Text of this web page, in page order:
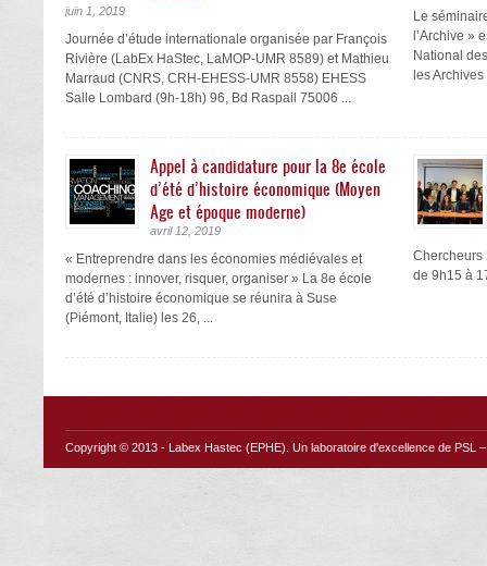
juin 1, 2019
Journée d’étude internationale organisée par François
Rivière (LabEx HaStec, LaMOP-UMR 8589) et Mathieu
Marraud (CNRS, CRH-EHESS-UMR 8558) EHESS
Salle Lombard (9h-18h) 96, Bd Raspail 75006 ...
Le
l’Archive »
National
les Archives
Appel à candidature pour la 8e école
d’été d’histoire économique (Moyen
Age et époque moderne)
avril 12, 2019
« Entreprendre dans les économies médiévales et
modernes : innover, risquer, organiser » La 8e école
d’été d’histoire économique se réunira à Suse
(Piémont, Italie) les 26, ...
Chercheurs
de 9h15 à
Copyright © 2013 - Labex Hastec (EPHE) . Un laboratoire d'excellence de